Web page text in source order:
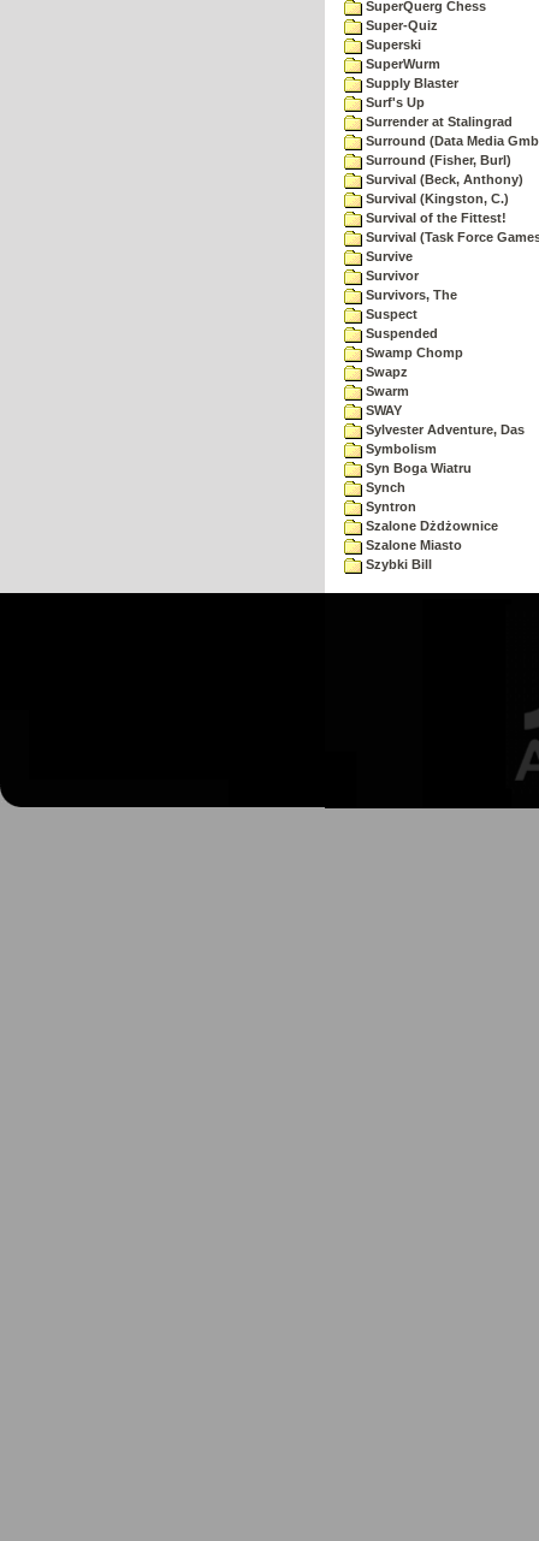
SuperQuerg Chess
Super-Quiz
Superski
SuperWurm
Supply Blaster
Surf's Up
Surrender at Stalingrad
Surround (Data Media
Surround (Fisher, Burl)
Survival (Beck, Anthony)
Survival (Kingston, C.)
Survival of the Fittest!
Survival (Task Force
Survive
Survivor
Survivors, The
Suspect
Suspended
Swamp Chomp
Swapz
Swarm
SWAY
Sylvester Adventure, Das
Symbolism
Syn Boga Wiatru
Synch
Syntron
Szalone Dżdżownice
Szalone Miasto
Szybki Bill